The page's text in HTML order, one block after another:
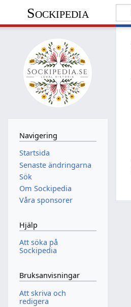
Sockipedia
Navigering
Startsida
Senaste ändringarna
Sök
Om Sockipedia
Våra sponsorer
Hjälp
Att söka på
Sockipedia
Bruksanvisningar
Att skriva och
redigera